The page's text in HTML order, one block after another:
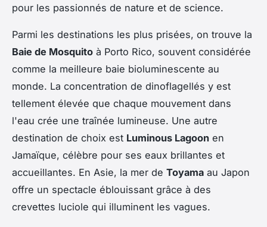
pour les passionnés de nature et de science.
Parmi les destinations les plus prisées, on trouve la
Baie de Mosquito à Porto Rico, souvent considérée
comme la meilleure baie bioluminescente au
monde. La concentration de dinoflagellés y est
tellement élevée que chaque mouvement dans
l'eau crée une traînée lumineuse. Une autre
destination de choix est Luminous Lagoon en
Jamaïque, célèbre pour ses eaux brillantes et
accueillantes. En Asie, la mer de Toyama au Japon
offre un spectacle éblouissant grâce à des
crevettes luciole qui illuminent les vagues.